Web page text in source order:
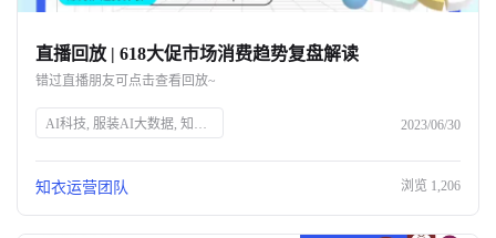
直播回放 | 618大促市场消费趋势复盘解读
错过直播朋友可点击查看回放~
AI科技, 服装AI大数据, 知衣科技, 头部企业, 人工智能, 服装行业, 数据分析, 技术创新, 智能解决方案, 时尚技术 2023/06/30
知衣运营团队 浏览 1,206